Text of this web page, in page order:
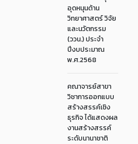
อุดหนุนด้าน
วิทยาศาสตร์ วิจัย
และนวัตกรรม
(ววน.) ประจำ
ปีงบประมาณ
พ.ศ.2568
คณาจารย์สาขา
วิชาการออกแบบ
สร้างสรรค์เชิง
ธุรกิจ ได้แสดงผล
งานสร้างสรรค์
ระดับนานาชาติ